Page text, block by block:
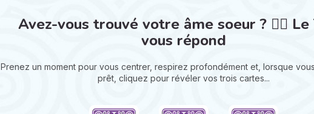
Avez-vous trouvé votre âme soeur ? ❤️‍🔥
vous répond
Prenez un moment pour vous centrer, respirez profondément et, lorsque
prêt, cliquez pour révéler vos trois cartes...